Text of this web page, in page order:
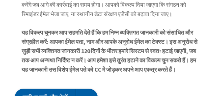
करेंगे जब आगे की कार्रवाई का समय होगा। आपको विकल्प दिया जाएगा कि संगठन को
रिमाइंडर ईमेल भेजा जाए, या स्थानीय डेटा संरक्षण एजेंसी को बढ़ावा दिया जाए।
यह विकल्प चुनकर आप सहमति देते हैं कि हम निम्न व्यक्तिगत जानकारी को संसाधित और
संग्रहीत करें: आपका ईमेल पता, नाम और आपके अनुरोध ईमेल का टेक्स्ट। इस अनुरोध से
जुड़ी सभी व्यक्तिगत जानकारी 120 दिनों के भीतर हमारे सिस्टम से स्वतः हटाई जाएगी, जब
तक आप अन्यथा निर्दिष्ट न करें। आप हमेशा इसे तुरंत हटाने का विकल्प चुन सकते हैं। हम
यह जानकारी उस विशेष ईमेल पते को CC में जोड़कर अपने आप एकत्र करते हैं।